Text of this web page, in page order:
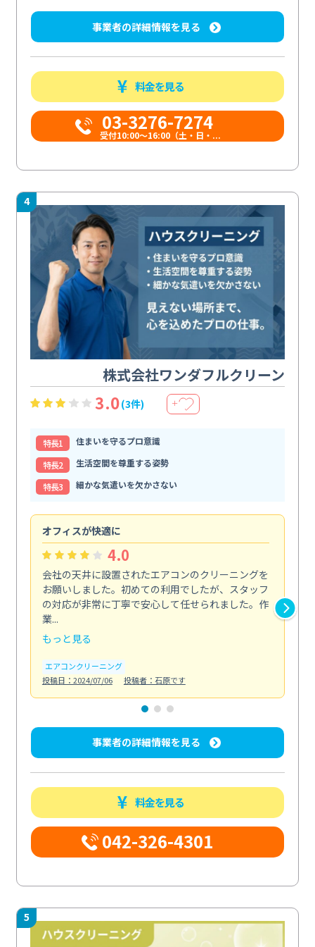
事業者の詳細情報を見る
料金を見る
03-3276-7274
受付10:00〜16:00（土・日・...
4
株式会社ワンダフルクリーン
3.0(3件) ＋
特⻑1
住まいを守るプロ意識
特⻑2
生活空間を尊重する姿勢
特⻑3
細かな気遣いを欠かさない
オフィスが快適に
4.0
会社の天井に設置されたエアコンのクリーニングを
お願いしました。初めての利用でしたが、スタッフ
の対応が非常に丁寧で安心して任せられました。作
業...
もっと見る
エアコンクリーニング
投稿日：2024/07/06
投稿者：石原です
事業者の詳細情報を見る
料金を見る
042-326-4301
5